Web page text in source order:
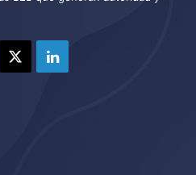
LinkedIn